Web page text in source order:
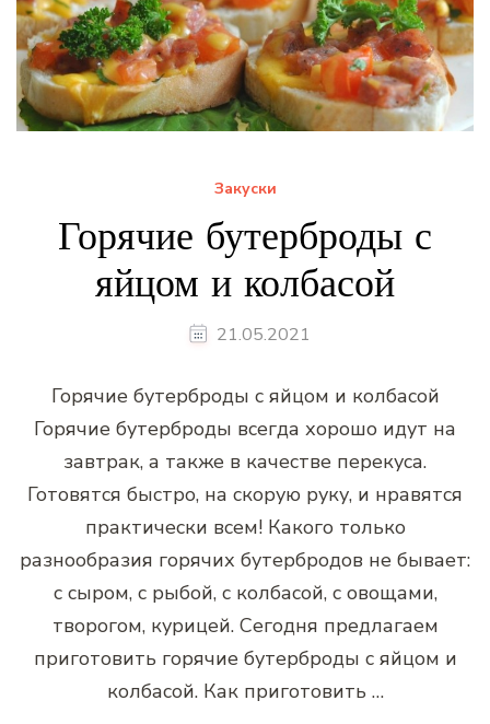
Закуски
Горячие бутерброды с
яйцом и колбасой
21.05.2021
Горячие бутерброды с яйцом и колбасой
Горячие бутерброды всегда хорошо идут на
завтрак, а также в качестве перекуса.
Готовятся быстро, на скорую руку, и нравятся
практически всем! Какого только
разнообразия горячих бутербродов не бывает:
с сыром, с рыбой, с колбасой, с овощами,
творогом, курицей. Сегодня предлагаем
приготовить горячие бутерброды с яйцом и
колбасой. Как приготовить …